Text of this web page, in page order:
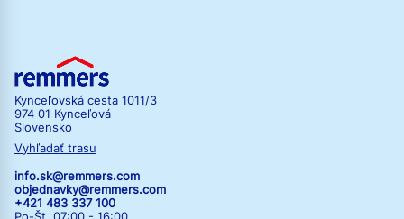
Kynceľovská cesta 1011/3
974 01 Kynceľová
Slovensko
Vyhľadať trasu
info.sk@remmers.com
objednavky@remmers.com
+421 483 337 100